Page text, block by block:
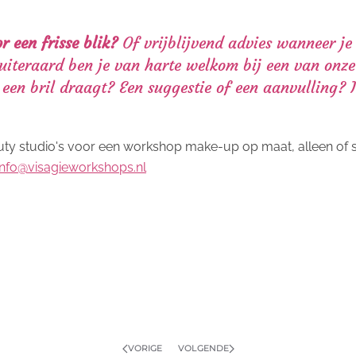
een frisse blik?Of vrijblijvend advies wanneer je
ben je van harte welkom bij een van
bril draagt? Een suggestie of een aanvulling?
studio's voor een workshop make-up op maat, alleen of
VORIGE VOLGENDE